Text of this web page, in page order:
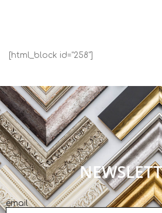
[html_block id="258"]
email